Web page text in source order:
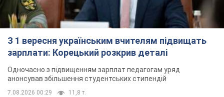
З 1 вересня українським вчителям підвищать
зарплати: Корецький розкрив деталі
Одночасно з підвищенням зарплат педагогам уряд
анонсував збільшення студентських стипендій
7.08.2026 00:29 11,8 т.